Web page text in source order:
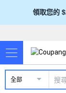
領取您的
全部